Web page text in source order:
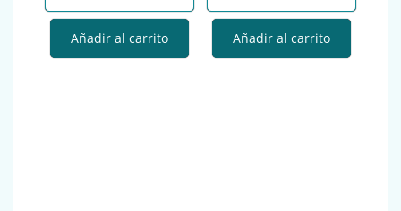
Añadir al carrito Añadir al carrito